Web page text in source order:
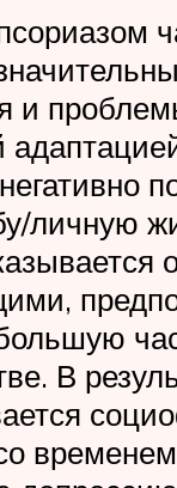
и
личную
В